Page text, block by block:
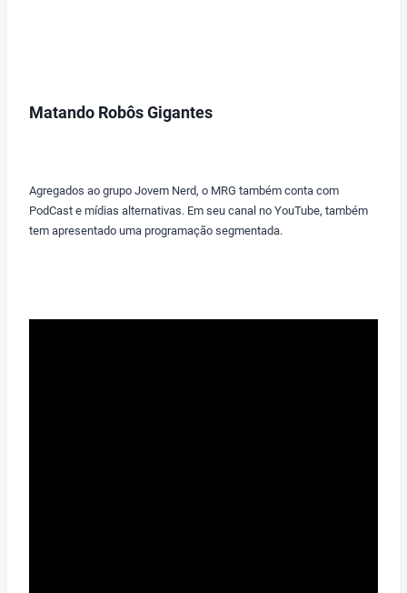
Matando Robôs Gigantes
Agregados ao grupo Jovem Nerd, o MRG também conta com
PodCast e mídias alternativas. Em seu canal no YouTube, também
tem apresentado uma programação segmentada.